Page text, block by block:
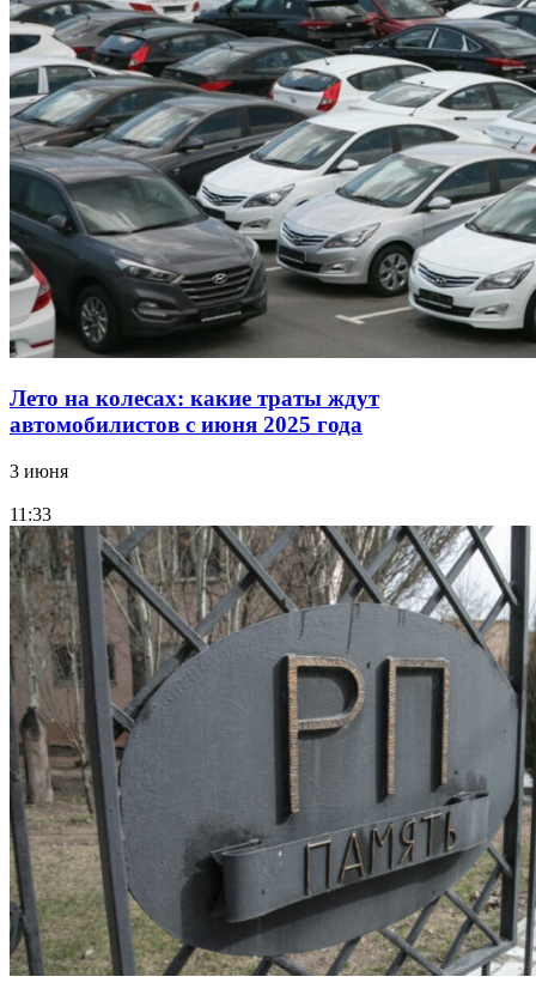
Лето на колесах: какие траты ждут
автомобилистов с июня 2025 года
3 июня
11:33